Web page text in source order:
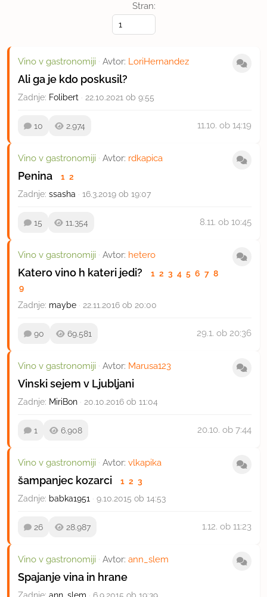
Stran:
Vino v gastronomiji · Avtor: LoriHernandez
Ali ga je kdo poskusil?
Zadnje: Folibert · 22.10.2021 ob 9:55
10 2.974 11.10. ob 14:19
Vino v gastronomiji · Avtor: rdkapica
Penina 1 2
Zadnje: ssasha · 16.3.2019 ob 19:07
15 11.354 8.11. ob 10:45
Vino v gastronomiji · Avtor: hetero
Katero vino h kateri jedi? 1 2 3 4 5 6 7 8
9
Zadnje: maybe · 22.11.2016 ob 20:00
90 69.581 29.1. ob 20:36
Vino v gastronomiji · Avtor: Marusa123
Vinski sejem v Ljubljani
Zadnje: MiriBon · 20.10.2016 ob 11:04
1 6.908 20.10. ob 7:44
Vino v gastronomiji · Avtor: vlkapika
šampanjec kozarci 1 2 3
Zadnje: babka1951 · 9.10.2015 ob 14:53
26 28.987 1.12. ob 11:23
Vino v gastronomiji · Avtor: ann_slem
Spajanje vina in hrane
Zadnje: ann_slem · 6.9.2015 ob 19:39